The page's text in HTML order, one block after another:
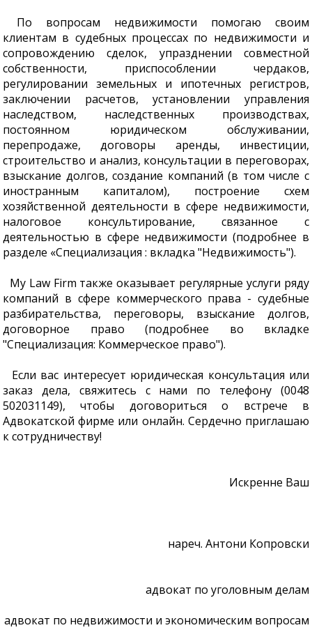
По вопросам недвижимости помогаю своим
клиентам в судебных процессах по недвижимости и
сопровождению сделок, упразднении совместной
собственности, приспособлении чердаков,
регулировании земельных и ипотечных регистров,
заключении расчетов, установлении управления
наследством, наследственных производствах,
постоянном юридическом обслуживании,
перепродаже, договоры аренды, инвестиции,
строительство и анализ, консультации в переговорах,
взыскание долгов, создание компаний (в том числе с
иностранным капиталом), построение схем
хозяйственной деятельности в сфере недвижимости,
налоговое консультирование, связанное с
деятельностью в сфере недвижимости (подробнее в
разделе «Специализация : вкладка "Недвижимость").
My Law Firm также оказывает регулярные услуги ряду
компаний в сфере коммерческого права - судебные
разбирательства, переговоры, взыскание долгов,
договорное право (подробнее во вкладке
"Специализация: Коммерческое право").
Если вас интересует юридическая консультация или
заказ дела, свяжитесь с нами по телефону (0048
502031149), чтобы договориться о встрече в
Адвокатской фирме или онлайн. Сердечно приглашаю
к сотрудничеству!
Искренне Ваш
нареч. Антони Копровски
адвокат по уголовным делам
адвокат по недвижимости и экономическим вопросам